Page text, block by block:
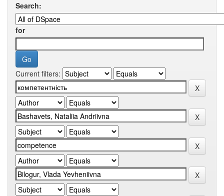
Search:
for
Current filters: